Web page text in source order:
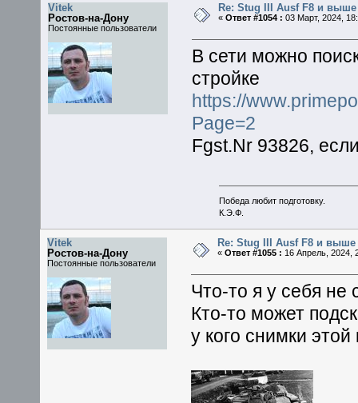
Vitek
Ростов-на-Дону
Постоянные пользователи
Re: Stug III Ausf F8 и выше
« Ответ #1054 : 03 Март, 2024,
В сети можно
стройке
https://
Page=2
Fgst.Nr 93826,
Победа любит подготовку.
К.Э.Ф.
Vitek
Ростов-на-Дону
Постоянные пользователи
Re: Stug III Ausf F8 и выше
« Ответ #1055 : 16 Апрель, 2024,
Что-то я у себя
Кто-то может
у кого снимки